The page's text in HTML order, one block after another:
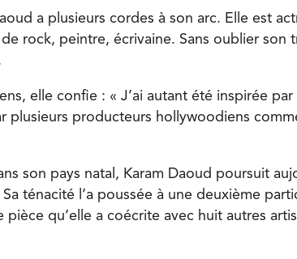
a plusieurs cordes à son arc. Elle est
rock, peintre, écrivaine. Sans oublier son
elle confie : « J’ai autant été inspirée
plusieurs producteurs hollywoodiens
son pays natal, Karam Daoud poursuit
ténacité l’a poussée à une deuxième
pièce qu’elle a coécrite avec huit autres